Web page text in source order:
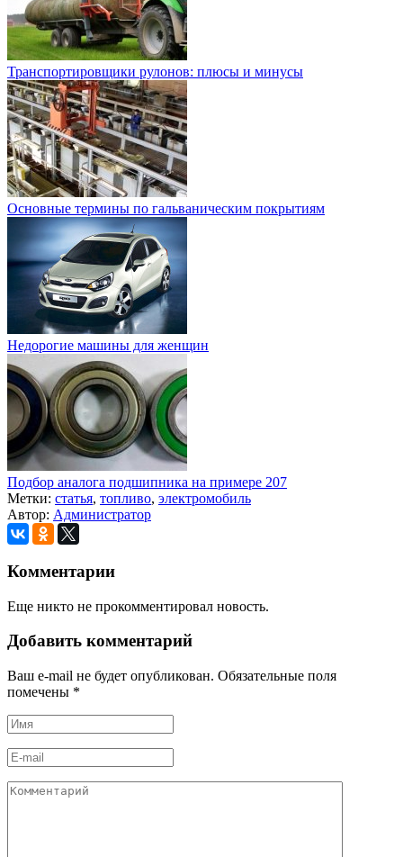
Транспортировщики рулонов: плюсы и минусы
Основные термины по гальваническим покрытиям
Недорогие машины для женщин
Подбор аналога подшипника на примере 207
Метки: статья, топливо, электромобиль
Автор: Администратор
Комментарии
Еще никто не прокомментировал новость.
Добавить комментарий
Ваш e-mail не будет опубликован. Обязательные поля
помечены *